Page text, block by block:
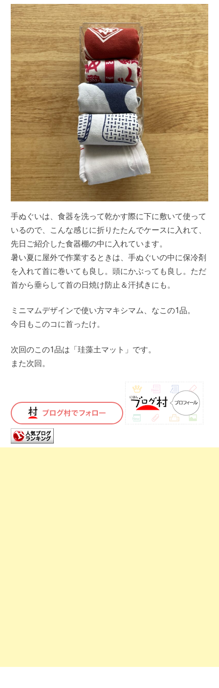
手ぬぐいは、食器を洗って乾かす際に下に敷いて使って
いるので、こんな感じに折りたたんでケースに入れて、
先日ご紹介した食器棚の中に入れています。
暑い夏に屋外で作業するときは、手ぬぐいの中に保冷剤
を入れて首に巻いても良し。頭にかぶっても良し。ただ
首から垂らして首の日焼け防止＆汗拭きにも。
ミニマムデザインで使い方マキシマム、なこの1品。
今日もこのコに首ったけ。
次回のこの1品は「珪藻土マット」です。
また次回。